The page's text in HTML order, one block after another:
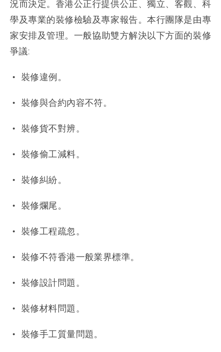
況而決定。 香港公正行提供公正、獨立、 客觀、 科
學及專業的裝修檢驗及專家報告。本行團隊是由專
家安排及管理。 一般協助雙方解決以下方面的裝修
爭議:
• 裝修違例。
• 裝修與合約內容不符。
• 裝修貨不對辨。
• 裝修偷工減料。
• 裝修糾紛。
• 裝修爛尾。
• 裝修工程疏忽。
• 裝修不符香港一般業界標準。
• 裝修設計問題。
• 裝修材料問題。
• 裝修手工質量問題。